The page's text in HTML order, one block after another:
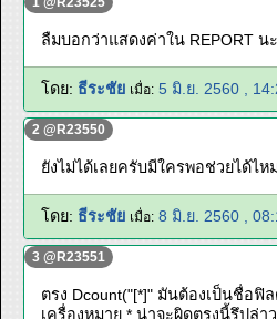
ลืมบอกว่าแสดงค่าใน REPORT น
โดย: ธีระชัย เมื่อ: 5 มิ.ย. 2560 ,
2 @R23550
ยังไม่ได้เลยครับมีใครพอช่วยได้ไห
โดย: ธีระชัย เมื่อ: 8 มิ.ย. 2560 ,
3 @R23551
ตรง Dcount("[*]" มันต้องเป็นชื่อฟิ
เครื่องหมาย * น่าจะผิดตรงนี้รึปล่าว